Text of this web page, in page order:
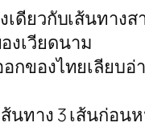
ดียวกับเส้นทางส
งเวียดนาม
กของไทยเลียบอ่
นทาง 3 เส้นก่อน